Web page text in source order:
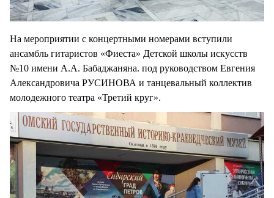
На мероприятии с концертными номерами вступили
ансамбль гитаристов «Фиеста» Детской школы искусств
№10 имени А.А. Бабаджаняна. под руководством Евгения
Александровича РУСИНОВА и танцевальный коллектив
молодежного театра «Третий круг».